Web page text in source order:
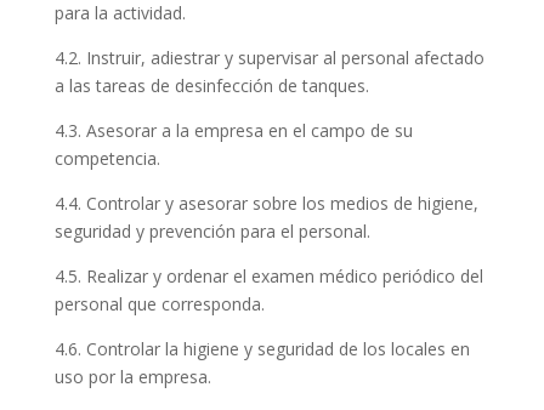
para la actividad.
4.2. Instruir, adiestrar y supervisar al personal afectado
a las tareas de desinfección de tanques.
4.3. Asesorar a la empresa en el campo de su
competencia.
4.4. Controlar y asesorar sobre los medios de higiene,
seguridad y prevención para el personal.
4.5. Realizar y ordenar el examen médico periódico del
personal que corresponda.
4.6. Controlar la higiene y seguridad de los locales en
uso por la empresa.